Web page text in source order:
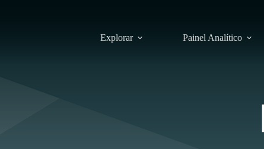
Explorar Painel Analítico